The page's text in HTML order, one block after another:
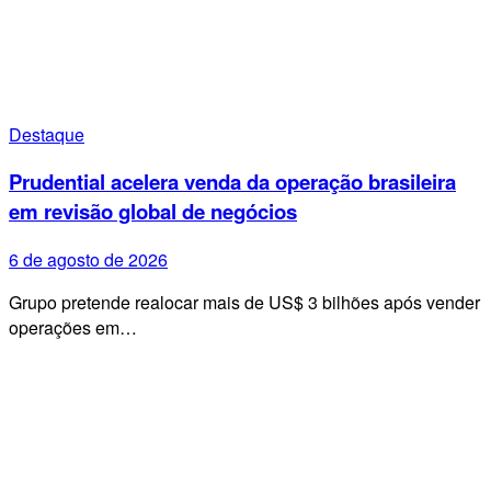
Destaque
Prudential acelera venda da operação brasileira
em revisão global de negócios
6 de agosto de 2026
Grupo pretende realocar mais de US$ 3 bilhões após vender
operações em…